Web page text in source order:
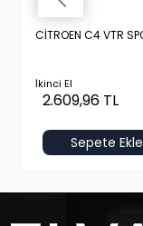
CİTROEN C4 VTR
İkinci El
2.609,96 TL
Sepete Ekle